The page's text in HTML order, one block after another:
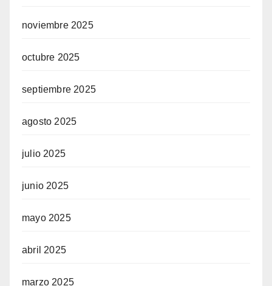
noviembre 2025
octubre 2025
septiembre 2025
agosto 2025
julio 2025
junio 2025
mayo 2025
abril 2025
marzo 2025